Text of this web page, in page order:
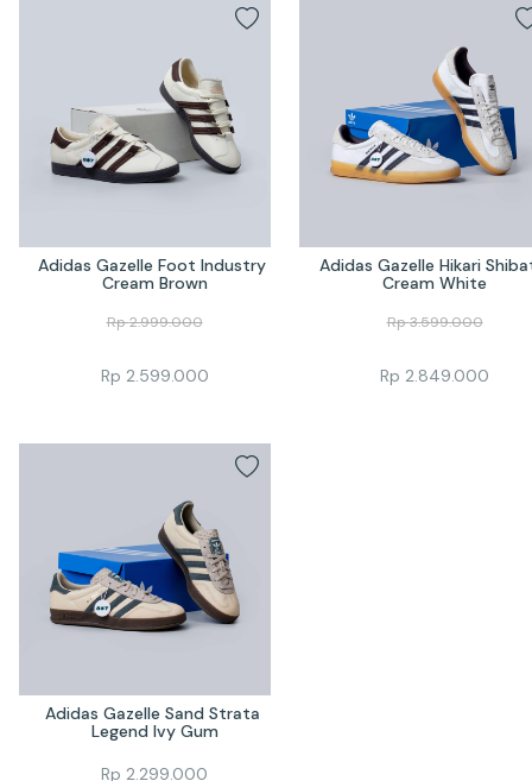
Adidas Gazelle Foot Industry
Cream Brown
Rp2.999.000
Rp 2.599.000
Adidas Gazelle Hikari
Cream White
Rp3.599.000
Rp 2.849.000
Adidas Gazelle Sand Strata
Legend Ivy Gum
Rp 2.299.000